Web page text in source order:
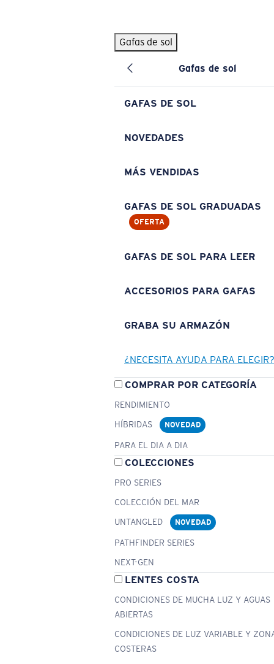
Gafas de sol
Gafas de sol
GAFAS DE SOL
NOVEDADES
MÁS VENDIDAS
GAFAS DE SOL GRADUADAS
OFERTA
GAFAS DE SOL PARA LEER
ACCESORIOS PARA GAFAS
GRABA SU ARMAZÓN
¿NECESITA AYUDA PARA ELEGIR?
COMPRAR POR CATEGORÍA
RENDIMIENTO
HÍBRIDAS
NOVEDAD
PARA EL DIA A DIA
COLECCIONES
PRO SERIES
COLECCIÓN DEL MAR
UNTANGLED
NOVEDAD
PATHFINDER SERIES
NEXT-GEN
LENTES COSTA
CONDICIONES DE MUCHA LUZ Y AGUAS
ABIERTAS
CONDICIONES DE LUZ VARIABLE Y
COSTERAS
BÚSQUEDAS POPULARES
Pilothouse PRO Limited Edition Pack Exclusivo
Gafas de sol personalizadas
Los más vendidos de gafas de sol